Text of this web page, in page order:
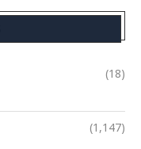
(18)
(1,147)